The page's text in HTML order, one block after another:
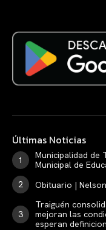
Últimas Noticias
Municipalidad de
Municipal de
Obituario |
Traiguén
mejoran las
esperan